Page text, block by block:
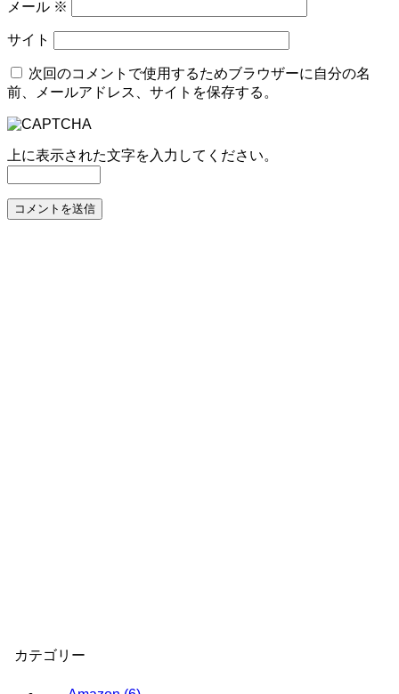
メール ※
サイト
次回のコメントで使用するためブラウザーに自分の名
前、メールアドレス、サイトを保存する。
上に表示された文字を入力してください。
カテゴリー